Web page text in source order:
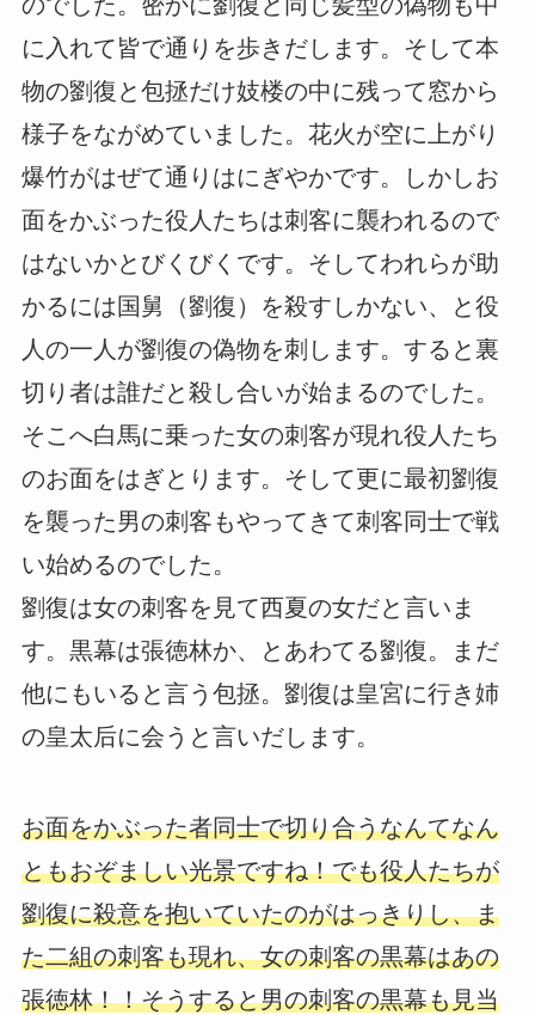
に入れて皆で通りを歩きだします。そして本
物の劉復と包拯だけ妓楼の中に残って窓から
様子をながめていました。花火が空に上がり
爆竹がはぜて通りはにぎやかです。しかしお
面をかぶった役人たちは刺客に襲われるので
はないかとびくびくです。そしてわれらが助
かるには国舅（劉復）を殺すしかない、と役
人の一人が劉復の偽物を刺します。すると裏
切り者は誰だと殺し合いが始まるのでした。
そこへ白馬に乗った女の刺客が現れ役人たち
のお面をはぎとります。そして更に最初劉復
を襲った男の刺客もやってきて刺客同士で戦
い始めるのでした。
劉復は女の刺客を見て西夏の女だと言いま
す。黒幕は張徳林か、とあわてる劉復。まだ
他にもいると言う包拯。劉復は皇宮に行き姉
の皇太后に会うと言いだします。
お面をかぶった者同士で切り合うなんてなん
ともおぞましい光景ですね！でも役人たちが
劉復に殺意を抱いていたのがはっきりし、ま
た二組の刺客も現れ、女の刺客の黒幕はあの
張徳林！！そうすると男の刺客の黒幕も見当